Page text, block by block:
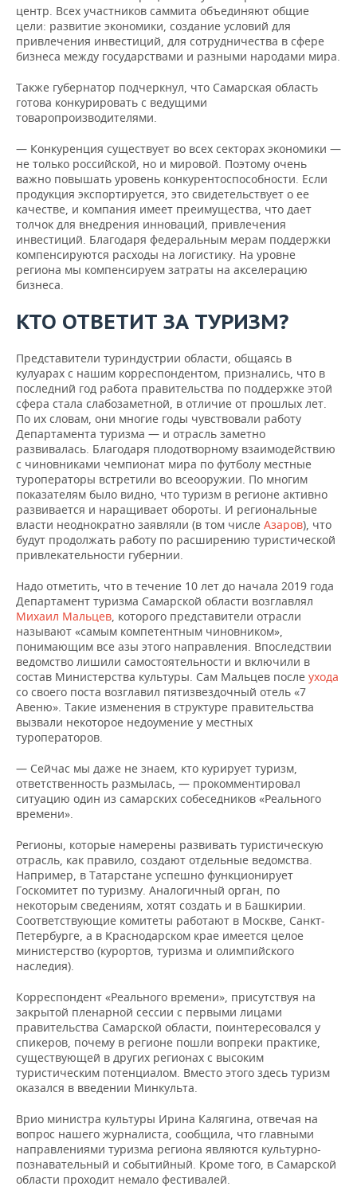
центр. Всех участников саммита объединяют общие
цели: развитие экономики, создание условий для
привлечения инвестиций, для сотрудничества в сфере
бизнеса между государствами и разными народами мира.
Также губернатор подчеркнул, что Самарская область
готова конкурировать с ведущими
товаропроизводителями.
— Конкуренция существует во всех секторах экономики —
не только российской, но и мировой. Поэтому очень
важно повышать уровень конкурентоспособности. Если
продукция экспортируется, это свидетельствует о ее
качестве, и компания имеет преимущества, что дает
толчок для внедрения инноваций, привлечения
инвестиций. Благодаря федеральным мерам поддержки
компенсируются расходы на логистику. На уровне
региона мы компенсируем затраты на акселерацию
бизнеса.
КТО ОТВЕТИТ ЗА ТУРИЗМ?
Представители туриндустрии области, общаясь в
кулуарах с нашим корреспондентом, признались, что в
последний год работа правительства по поддержке этой
сфера стала слабозаметной, в отличие от прошлых лет.
По их словам, они многие годы чувствовали работу
Департамента туризма — и отрасль заметно
развивалась. Благодаря плодотворному взаимодействию
с чиновниками чемпионат мира по футболу местные
туроператоры встретили во всеооружии. По многим
показателям было видно, что туризм в регионе активно
развивается и наращивает обороты. И региональные
власти неоднократно заявляли (в том числе Азаров), что
будут продолжать работу по расширению туристической
привлекательности губернии.
Надо отметить, что в течение 10 лет до начала 2019 года
Департамент туризма Самарской области возглавлял
Михаил Мальцев, которого представители отрасли
называют «самым компетентным чиновником»,
понимающим все азы этого направления. Впоследствии
ведомство лишили самостоятельности и включили в
состав Министерства культуры. Сам Мальцев после ухода
со своего поста возглавил пятизвездочный отель «7
Авеню». Такие изменения в структуре правительства
вызвали некоторое недоумение у местных
туроператоров.
— Сейчас мы даже не знаем, кто курирует туризм,
ответственность размылась, — прокомментировал
ситуацию один из самарских собеседников «Реального
времени».
Регионы, которые намерены развивать туристическую
отрасль, как правило, создают отдельные ведомства.
Например, в Татарстане успешно функционирует
Госкомитет по туризму. Аналогичный орган, по
некоторым сведениям, хотят создать и в Башкирии.
Соответствующие комитеты работают в Москве, Санкт-
Петербурге, а в Краснодарском крае имеется целое
министерство (курортов, туризма и олимпийского
наследия).
Корреспондент «Реального времени», присутствуя на
закрытой пленарной сессии с первыми лицами
правительства Самарской области, поинтересовался у
спикеров, почему в регионе пошли вопреки практике,
существующей в других регионах с высоким
туристическим потенциалом. Вместо этого здесь туризм
оказался в введении Минкульта.
Врио министра культуры Ирина Калягина, отвечая на
вопрос нашего журналиста, сообщила, что главными
направлениями туризма региона являются культурно-
познавательный и событийный. Кроме того, в Самарской
области проходит немало фестивалей.